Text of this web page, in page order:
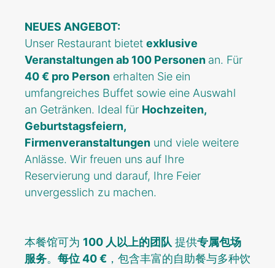
NEUES ANGEBOT:
Unser Restaurant bietet exklusive
Veranstaltungen ab 100 Personen an. Für
40 € pro Person erhalten Sie ein
umfangreiches Buffet sowie eine Auswahl
an Getränken. Ideal für Hochzeiten,
Geburtstagsfeiern,
Firmenveranstaltungen und viele weitere
Anlässe. Wir freuen uns auf Ihre
Reservierung und darauf, Ihre Feier
unvergesslich zu machen.
本餐馆可为 100 人以上的团队 提供专属包场
服务。 每位 40 € ，包含丰富的自助餐与多种饮